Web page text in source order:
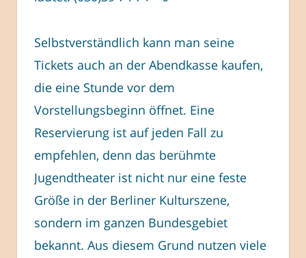
Selbstverständlich kann man seine
Tickets auch an der Abendkasse kaufen,
die eine Stunde vor dem
Vorstellungsbeginn öffnet. Eine
Reservierung ist auf jeden Fall zu
empfehlen, denn das berühmte
Jugendtheater ist nicht nur eine feste
Größe in der Berliner Kulturszene,
sondern im ganzen Bundesgebiet
bekannt. Aus diesem Grund nutzen viele